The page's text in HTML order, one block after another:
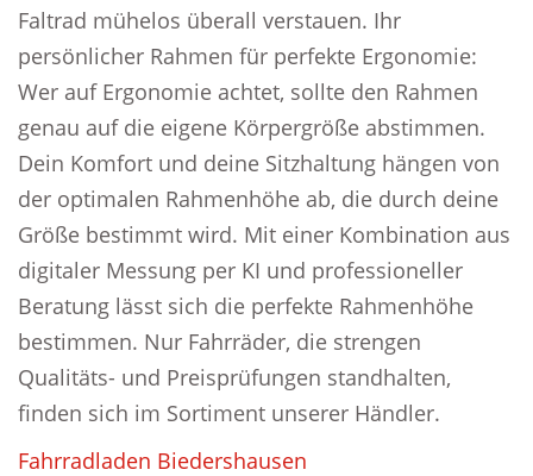
Faltrad mühelos überall verstauen. Ihr
persönlicher Rahmen für perfekte Ergonomie:
Wer auf Ergonomie achtet, sollte den Rahmen
genau auf die eigene Körpergröße abstimmen.
Dein Komfort und deine Sitzhaltung hängen von
der optimalen Rahmenhöhe ab, die durch deine
Größe bestimmt wird. Mit einer Kombination aus
digitaler Messung per KI und professioneller
Beratung lässt sich die perfekte Rahmenhöhe
bestimmen. Nur Fahrräder, die strengen
Qualitäts- und Preisprüfungen standhalten,
finden sich im Sortiment unserer Händler.
Fahrradladen Biedershausen